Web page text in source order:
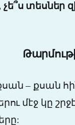
տեսներ
– քսան
մէջ կը